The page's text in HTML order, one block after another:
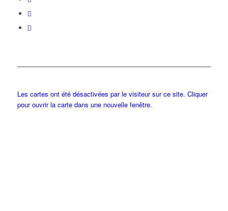
Les cartes ont été désactivées par le visiteur sur ce site. Cliquer
pour ouvrir la carte dans une nouvelle fenêtre.